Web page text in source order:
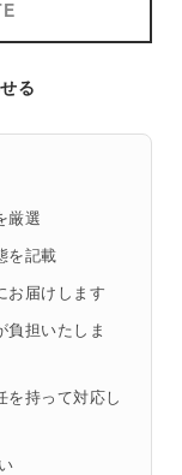
る
厳選
を記載
お届けします
負担いたしま
を持って対応し